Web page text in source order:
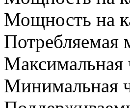
Мощность на
Максимальная
Минимальная